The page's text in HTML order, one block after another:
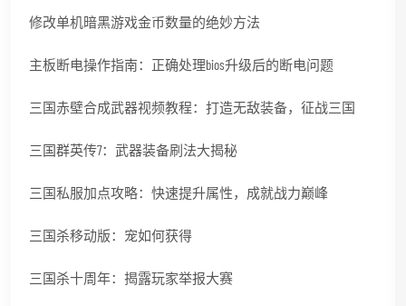
修改单机暗黑游戏金币数量的绝妙方法
主板断电操作指南：正确处理bios升级后的断电问题
三国赤壁合成武器视频教程：打造无敌装备，征战三国
三国群英传7：武器装备刷法大揭秘
三国私服加点攻略：快速提升属性，成就战力巅峰
三国杀移动版：宠如何获得
三国杀十周年：揭露玩家举报大赛